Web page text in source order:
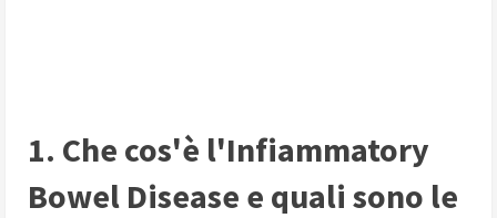
1. Che cos'è l'Infiammatory
Bowel Disease e quali sono le